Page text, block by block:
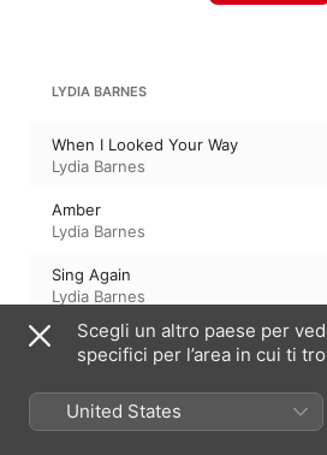
LYDIA BARNES
When I Looked Your Way
Lydia Barnes
Amber
Lydia Barnes
Sing Again
Lydia Barnes
3 tracce, 10 minuti
℗ 2021 Lydia Barnes
Scegli un altro paese per
specifici per l’area in cui ti
United States